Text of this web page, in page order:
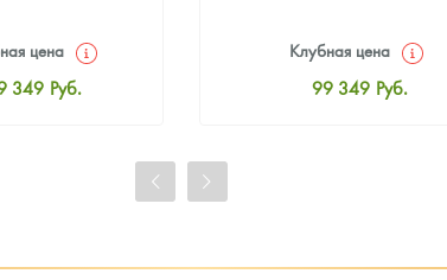
цена
349 Руб.
Клубная цена
99 349 Руб.